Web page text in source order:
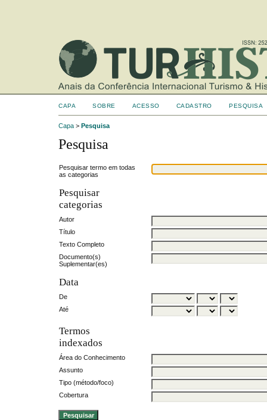
CAPA SOBRE ACESSO CADASTRO PESQUISA
Capa > Pesquisa
Pesquisa
Pesquisar termo em todas
as categorias
Pesquisar
categorias
Autor
Título
Texto Completo
Documento(s)
Suplementar(es)
Data
De
Até
Termos
indexados
Área do Conhecimento
Assunto
Tipo (método/foco)
Cobertura